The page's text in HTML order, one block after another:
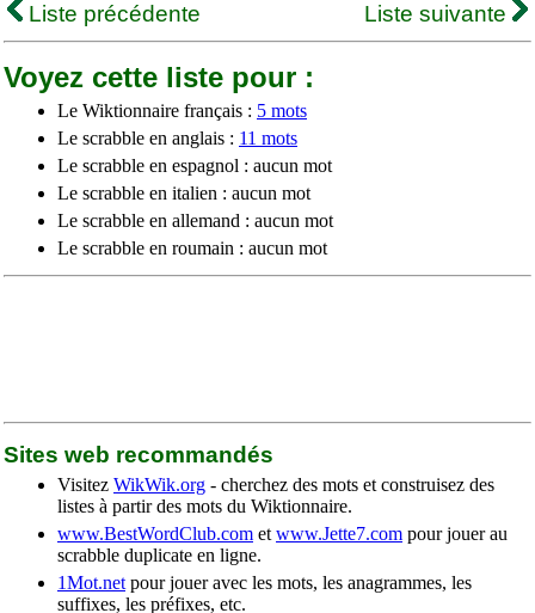
Liste précédente
Liste suivante
Voyez cette liste pour :
Le Wiktionnaire français : 5 mots
Le scrabble en anglais : 11 mots
Le scrabble en espagnol : aucun mot
Le scrabble en italien : aucun mot
Le scrabble en allemand : aucun mot
Le scrabble en roumain : aucun mot
Sites web recommandés
Visitez WikWik.org - cherchez des mots et construisez des
listes à partir des mots du Wiktionnaire.
www.BestWordClub.com et www.Jette7.com pour jouer au
scrabble duplicate en ligne.
1Mot.net pour jouer avec les mots, les anagrammes, les
suffixes, les préfixes, etc.